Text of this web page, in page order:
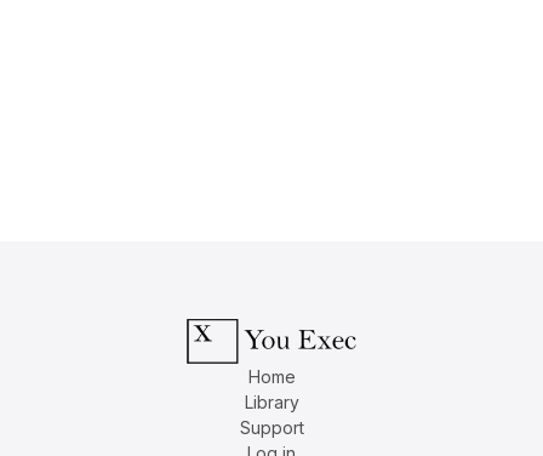
Home
Library
Support